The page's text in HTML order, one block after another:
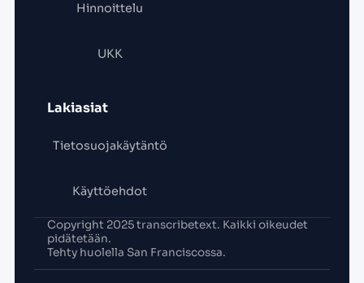
Hinnoittelu
UKK
Lakiasiat
Tietosuojakäytäntö
Käyttöehdot
Copyright 2025 transcribetext. Kaikki oikeudet
pidätetään.
Tehty huolella San Franciscossa.